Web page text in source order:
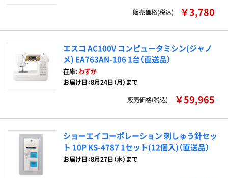
販売価格(税込) ￥3,780
エスコ AC100V コンピュータミシン(ジャノ
メ) EA763AN-106 1台（直送品）
在庫：わずか
お届け日：8月24日（月）まで
販売価格(税込) ￥59,965
ショーエイコーポレーション 刺しゅう針セッ
ト 10P KS-4787 1セット(12個入)（直送品）
お届け日：8月27日（木）まで